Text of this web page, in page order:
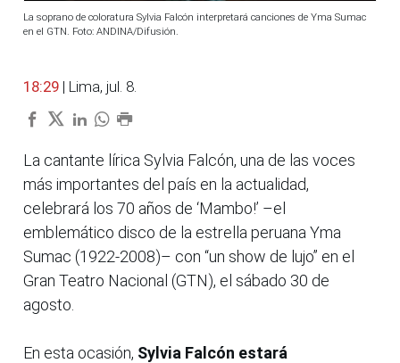
La soprano de coloratura Sylvia Falcón interpretará canciones de Yma Sumac
en el GTN. Foto: ANDINA/Difusión.
18:29 | Lima, jul. 8.
La cantante lírica Sylvia Falcón, una de las voces
más importantes del país en la actualidad,
celebrará los 70 años de ‘Mambo!’ –el
emblemático disco de la estrella peruana Yma
Sumac (1922-2008)– con “un show de lujo” en el
Gran Teatro Nacional (GTN), el sábado 30 de
agosto.
En esta ocasión, Sylvia Falcón estará